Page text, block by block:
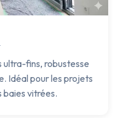
fins, robustesse
Idéal pour les projets
baies vitrées.